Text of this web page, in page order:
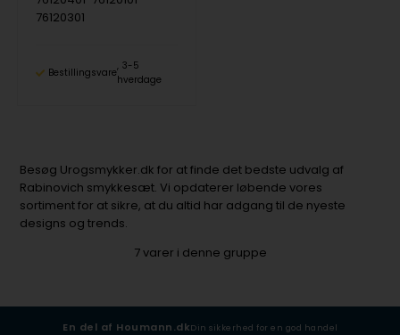
76120301
Bestillingsvare
3-5
hverdage
Besøg Urogsmykker.dk for at finde det bedste udvalg af
Rabinovich smykkesæt. Vi opdaterer løbende vores
sortiment for at sikre, at du altid har adgang til de nyeste
designs og trends.
7varer i denne gruppe
En del af Houmann.dkDin sikkerhed for en god handel